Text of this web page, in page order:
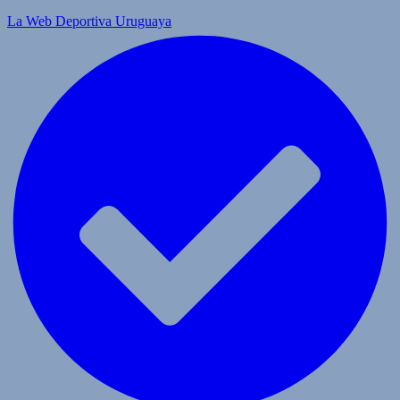
La Web Deportiva Uruguaya